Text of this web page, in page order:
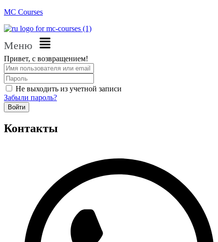
MC Courses
Меню
Привет, с возвращением!
Не выходить из учетной записи
Забыли пароль?
Войти
Контакты